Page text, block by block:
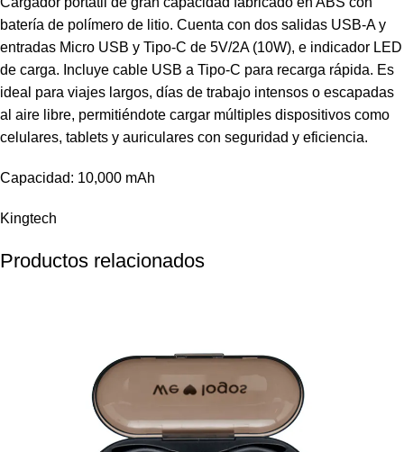
batería de polímero de litio. Cuenta con dos salidas USB-A y
entradas Micro USB y Tipo-C de 5V/2A (10W), e indicador LED
de carga. Incluye cable USB a Tipo-C para recarga rápida. Es
ideal para viajes largos, días de trabajo intensos o escapadas
al aire libre, permitiéndote cargar múltiples dispositivos como
celulares, tablets y auriculares con seguridad y eficiencia.
Capacidad: 10,000 mAh
Kingtech
Productos relacionados